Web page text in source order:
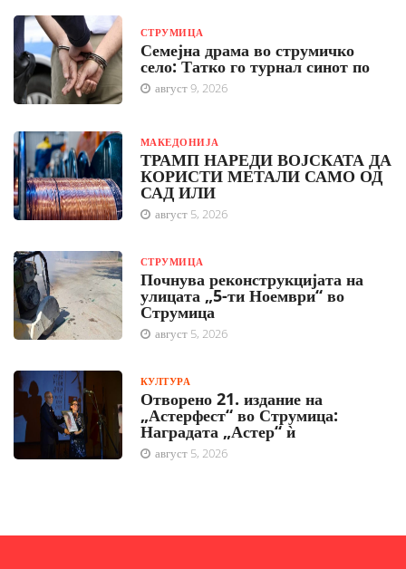
СТРУМИЦА
Семејна драма во струмичко
село: Татко го турнал синот по
август 9, 2026
МАКЕДОНИЈА
ТРАМП НАРЕДИ ВОЈСКАТА ДА
КОРИСТИ МЕТАЛИ САМО ОД
САД ИЛИ
август 5, 2026
СТРУМИЦА
Почнува реконструкцијата на
улицата „5-ти Ноември“ во
Струмица
август 5, 2026
КУЛТУРА
Отворено 21. издание на
„Астерфест“ во Струмица:
Наградата „Астер“ ѝ
август 5, 2026